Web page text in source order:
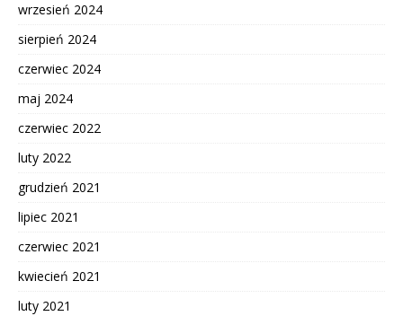
wrzesień 2024
sierpień 2024
czerwiec 2024
maj 2024
czerwiec 2022
luty 2022
grudzień 2021
lipiec 2021
czerwiec 2021
kwiecień 2021
luty 2021